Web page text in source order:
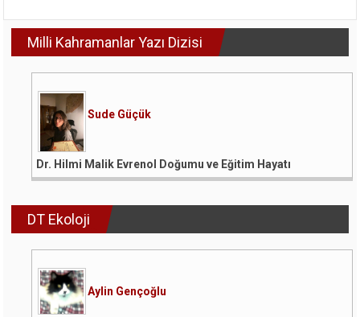
için
Milli Kahramanlar Yazı Dizisi
Sude Güçük
Dr. Hilmi Malik Evrenol Doğumu ve Eğitim Hayatı
DT Ekoloji
Aylin Gençoğlu